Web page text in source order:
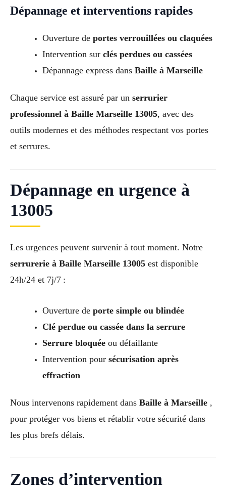
Dépannage et interventions rapides
Ouverture de portes verrouillées ou claquées
Intervention sur clés perdues ou cassées
Dépannage express dans Baille à Marseille
Chaque service est assuré par un serrurier
professionnel à Baille Marseille 13005, avec des
outils modernes et des méthodes respectant vos portes
et serrures.
Dépannage en urgence à
13005
Les urgences peuvent survenir à tout moment. Notre
serrurerie à Baille Marseille 13005 est disponible
24h/24 et 7j/7 :
Ouverture de porte simple ou blindée
Clé perdue ou cassée dans la serrure
Serrure bloquéeou défaillante
Intervention pour sécurisation après
effraction
Nous intervenons rapidement dans Baille à Marseille ,
pour protéger vos biens et rétablir votre sécurité dans
les plus brefs délais.
Zones d’intervention